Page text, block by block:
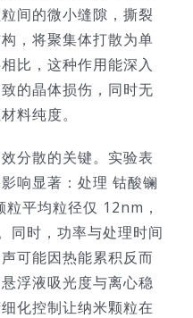
间的微小缝隙，撕裂
，将聚集体打散为单
比，这种作用能深入
的晶体损伤，同时无
料纯度。
分散的关键。实验表
响显著：处理 钴酸镧
平均粒径仅 12nm，
同时，功率与处理时间
可能因热能累积反而
浮液吸光度与离心稳
化控制让纳米颗粒在